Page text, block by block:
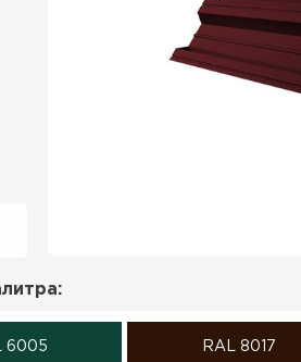
Гибкая черепица
Водосточная система
6005 RAL 8017
Профилированный лист